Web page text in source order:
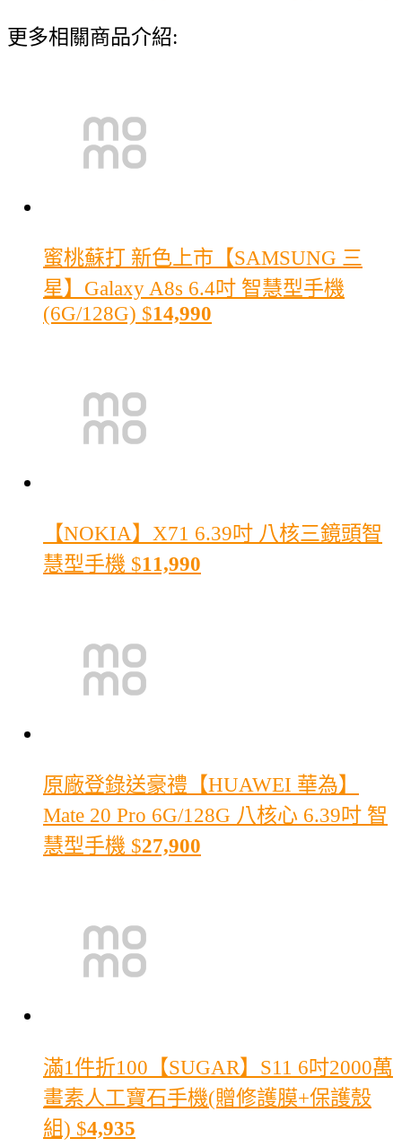
更多相關商品介紹:
蜜桃蘇打 新色上市 【SAMSUNG 三
星】Galaxy A8s 6.4吋 智慧型手機
(6G/128G) $14,990
【NOKIA】X71 6.39吋 八核三鏡頭智
慧型手機 $11,990
原廠登錄送豪禮 【HUAWEI 華為】
Mate 20 Pro 6G/128G 八核心 6.39吋 智
慧型手機 $27,900
滿1件折100 【SUGAR】S11 6吋2000萬
畫素人工寶石手機(贈修護膜+保護殼
組) $4,935